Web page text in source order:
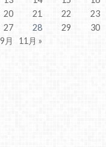
20
21 22 23
27
28 29 30
月
11月 »